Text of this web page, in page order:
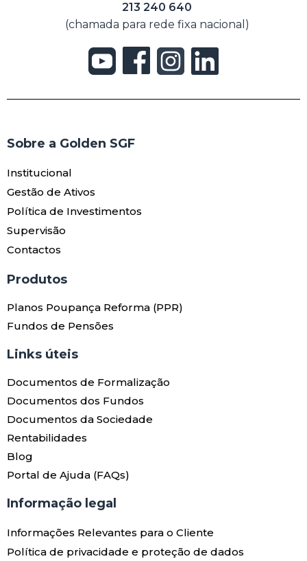
213 240 640
(chamada para rede fixa nacional)
Sobre a Golden SGF
Institucional
Gestão de Ativos
Política de Investimentos
Supervisão
Contactos
Produtos​
Planos Poupança Reforma (PPR)
Fundos de Pensões
Links úteis​
Documentos de Formalização
Documentos dos Fundos
Documentos da Sociedade
Rentabilidades
Blog
Portal de Ajuda (FAQs)
Informação legal
Informações Relevantes para o Cliente
Política de privacidade e proteção de dados